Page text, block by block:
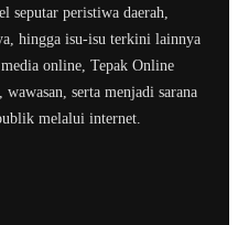
seputar peristiwa daerah,
hingga isu-isu terkini lainnya
online, Tepak Online
serta menjadi sarana
melalui internet.